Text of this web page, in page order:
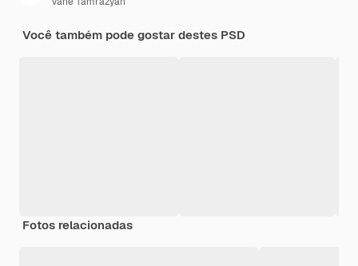
Você também pode gostar destes PSD
Fotos relacionadas